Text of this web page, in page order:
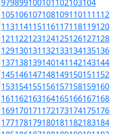
979899100101102103104
105106107108109110111112
113114115116117118119120
121122123124125126127128
129130131132133134135136
137138139140141142143144
145146147148149150151152
153154155156157158159160
161162163164165166167168
169170171172173174175176
177178179180181182183184